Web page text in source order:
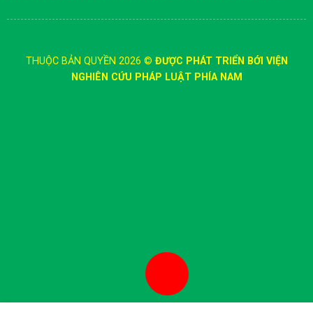
THUỘC BẢN QUYỀN 2026 © ĐƯỢC PHÁT TRIỂN BỚI VIỆN
NGHIÊN CỨU PHÁP LUẬT PHÍA NAM